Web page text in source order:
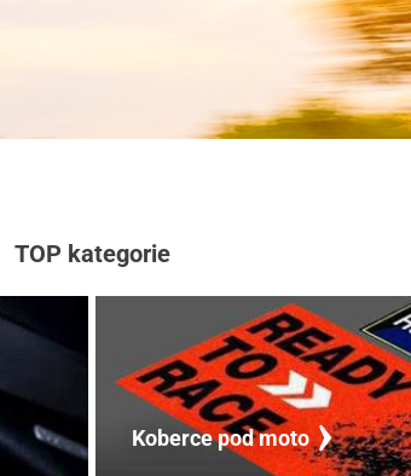
TOP kategorie
Koberce pod moto